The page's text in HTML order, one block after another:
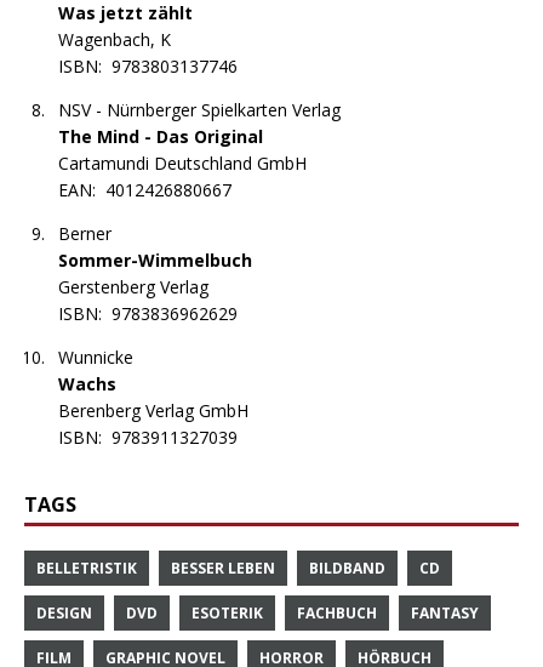
Was jetzt zählt
Wagenbach, K
ISBN: 9783803137746
NSV - Nürnberger Spielkarten Verlag
The Mind - Das Original
Cartamundi Deutschland GmbH
EAN: 4012426880667
Berner
Sommer-Wimmelbuch
Gerstenberg Verlag
ISBN: 9783836962629
Wunnicke
Wachs
Berenberg Verlag GmbH
ISBN: 9783911327039
TAGS
BELLETRISTIK BESSER LEBEN BILDBAND CD
DESIGN DVD ESOTERIK FACHBUCH FANTASY
FILM GRAPHIC NOVEL HORROR HÖRBUCH